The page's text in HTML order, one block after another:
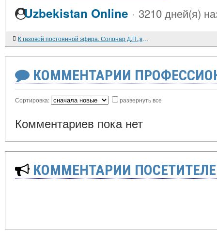
Uzbekistan Online · 3210 дней(я)
К газовой постоянной эфира. Солонар Д.П.,solonar55@rambler.ru
КОММЕНТАРИИ
Сортировка: развернуть все
Комментариев пока нет
КОММЕНТАРИИ